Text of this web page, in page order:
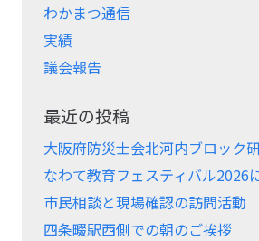
わかまつ通信
実績
議会報告
最近の投稿
大阪府防災士会北河内ブロック
なわて教育フェスティバル2026
市民相談と現場確認の訪問活動
四条畷駅西側での朝のご挨拶